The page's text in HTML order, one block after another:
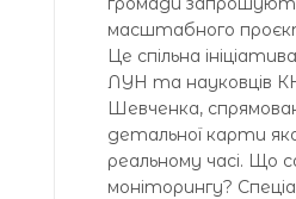
масштабного
Це спільна
ЛУН та науковців
Шевченка,
детальної карти
реальному часі. Що
моніторингу?